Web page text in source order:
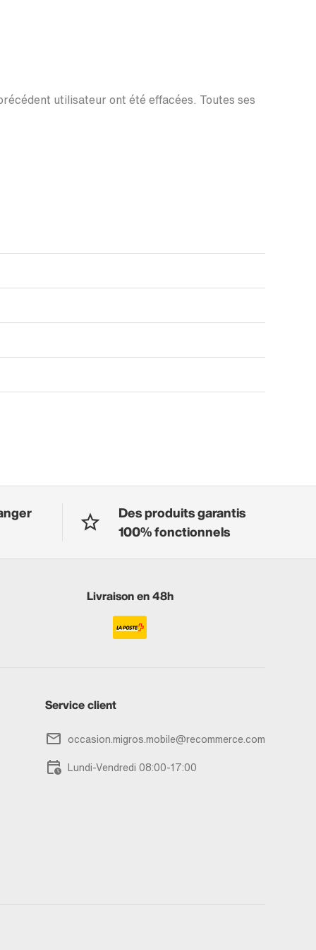
utilisateur ont été effacées. Toutes ses
Des produits garantis
100% fonctionnels
Livraison en 48h
Service client
occasion.migros.mobile@recommerce.com
Lundi-Vendredi 08:00-17:00